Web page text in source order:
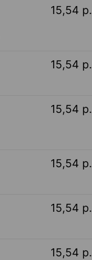
15,54 р.
15,54 р.
15,54 р.
15,54 р.
15,54 р.
15,54 р.